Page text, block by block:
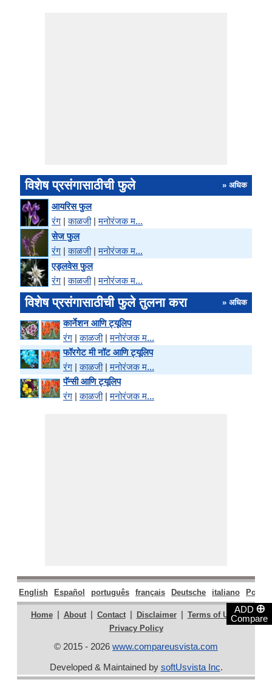
ADD ⊕
Compare
विशेष प्रसंगासाठीची फुले » अधिक
आयरिस फुल
रंग |काळजी|मनोरंजक म...
सेज फुल
रंग |काळजी|मनोरंजक म...
एड्लवेस फुल
रंग |काळजी|मनोरंजक म...
विशेष प्रसंगासाठीची फुले तुलना करा » अधिक
कार्नेशन आणि ट्यूलिप
रंग |काळजी|मनोरंजक म...
फॉरगेट मी नॉट आणि ट्यूलिप
रंग |काळजी|मनोरंजक म...
पॅन्सी आणि ट्यूलिप
रंग |काळजी|मनोरंजक म...
English Español português français Deutsche italiano
Home | About | Contact | Disclaimer | Terms of Use |
Privacy Policy
© 2015 - 2026 www.compareusvista.com
Developed & Maintained by softUsvista Inc.